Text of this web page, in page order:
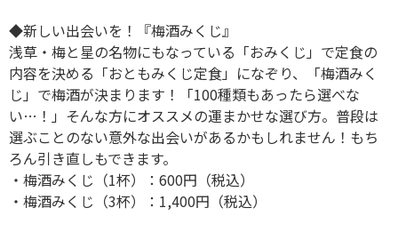
◆新しい出会いを！『梅酒みくじ』
浅草・梅と星の名物にもなっている「おみくじ」で定食の
内容を決める「おともみくじ定食」になぞり、「梅酒みく
じ」で梅酒が決まります！「100種類もあったら選べな
い…！」そんな方にオススメの運まかせな選び方。普段は
選ぶことのない意外な出会いがあるかもしれません！もち
ろん引き直しもできます。
・梅酒みくじ（1杯）：600円（税込）
・梅酒みくじ（3杯）：1,400円（税込）